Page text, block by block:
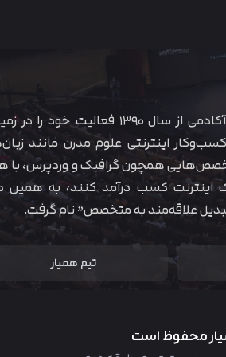
موسسه‌ی آموزشی همیار آکادمی از سال ۱۳۹۰ فعالیت خود
اینترنتی علوم مدرن مانند
همچون گرافیک و وردپرس،
اینترنت کسب درآمد کنند، به همین
علاقه‌مند به متخصص” نام گرفت.
تیم همیار
محفوظ است